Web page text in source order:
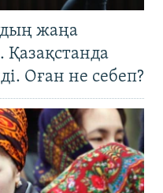
жаңа
Оған не себеп?